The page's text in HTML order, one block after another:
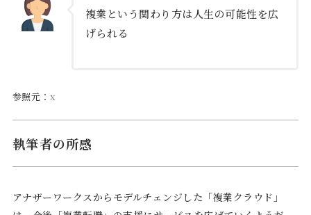
複業という関わり方は人生の可能性を広
げられる
参照元： x
執筆者の所感
アナザーワークスからモデルチェンジした「複業クラウド」